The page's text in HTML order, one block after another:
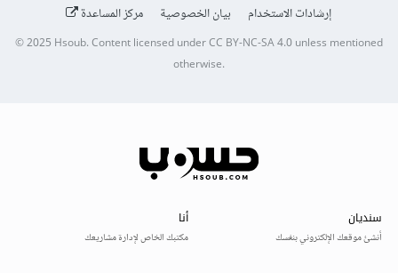
إرشادات الاستخدام
بيان الخصوصية مركز المساعدة
© 2025Hsoub.Content licensed underCC BY-NC-SA 4.0unless mentioned
otherwise.